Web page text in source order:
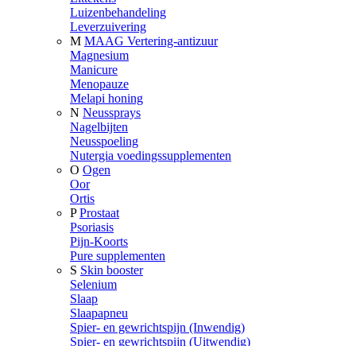
Luizenbehandeling
Leverzuivering
M MAAG Vertering-antizuur
Magnesium
Manicure
Menopauze
Melapi honing
N Neussprays
Nagelbijten
Neusspoeling
Nutergia voedingssupplementen
O Ogen
Oor
Ortis
P Prostaat
Psoriasis
Pijn-Koorts
Pure supplementen
S Skin booster
Selenium
Slaap
Slaapapneu
Spier- en gewrichtspijn (Inwendig)
Spier- en gewrichtspijn (Uitwendig)